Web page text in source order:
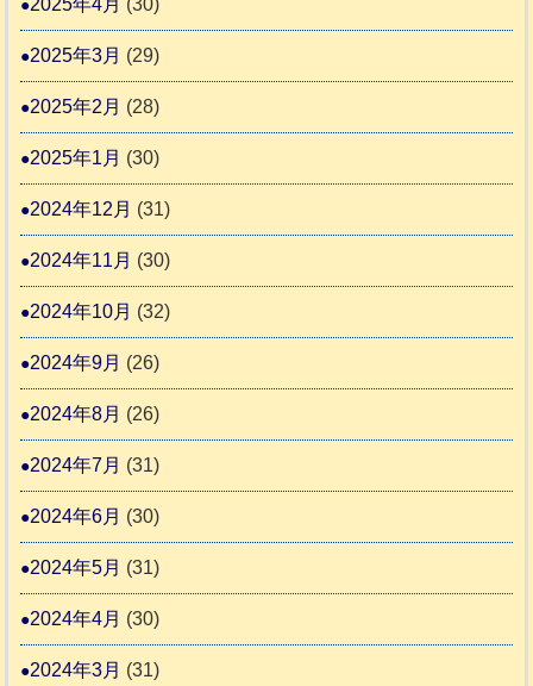
2025年4月 (30)
2025年3月 (29)
2025年2月 (28)
2025年1月 (30)
2024年12月 (31)
2024年11月 (30)
2024年10月 (32)
2024年9月 (26)
2024年8月 (26)
2024年7月 (31)
2024年6月 (30)
2024年5月 (31)
2024年4月 (30)
2024年3月 (31)